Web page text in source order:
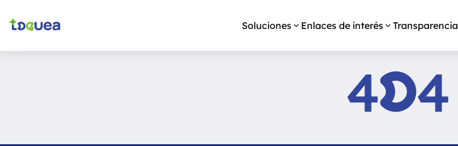
Soluciones Enlaces de interés Transparencia
4 4